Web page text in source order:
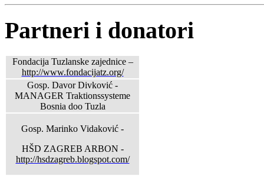
Partneri i donatori
Fondacija Tuzlanske zajednice –
http://www.fondacijatz.org/
Gosp. Davor Divković -
MANAGER Traktionssysteme
Bosnia doo Tuzla
Gosp. Marinko Vidaković -
HŠD ZAGREB ARBON -
http://hsdzagreb.blogspot.com/